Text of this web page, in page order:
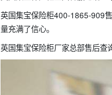
英国集宝保险柜400-1865-909
量充满了信心。
英国集宝保险柜厂家总部售后